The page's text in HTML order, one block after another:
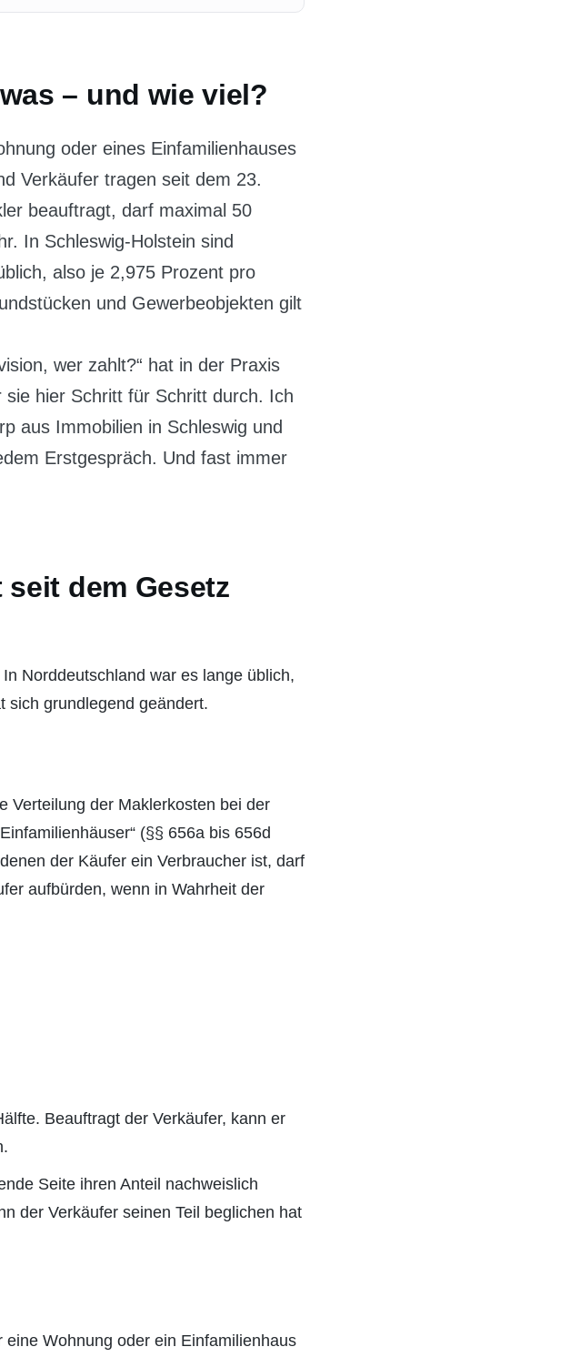
– und wie viel?
oder eines Einfamilienhauses
Verkäufer tragen seit dem 23.
beauftragt, darf maximal 50
In Schleswig-Holstein sind
also je 2,975 Prozent pro
und Gewerbeobjekten gilt
wer zahlt?“ hat in der Praxis
hier Schritt für Schritt durch. Ich
aus Immobilien in Schleswig und
Erstgespräch. Und fast immer
dem Gesetz
Norddeutschland war es lange üblich,
sich grundlegend geändert.
Verteilung der Maklerkosten bei der
(§§ 656a bis 656d
der Käufer ein Verbraucher ist, darf
aufbürden, wenn in Wahrheit der
Beauftragt der Verkäufer, kann er
Seite ihren Anteil nachweislich
der Verkäufer seinen Teil beglichen hat
Wohnung oder ein Einfamilienhaus